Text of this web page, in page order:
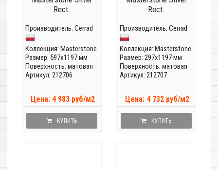
Rect.
Производитель: Cerrad
Коллекция: Masterstone
Размер: 597x1197 мм
Поверхность: матовая
Артикул: 212706
Цена: 4 983 руб/м2
КУПИТЬ
Rect.
Производитель: Cerrad
Коллекция: Masterstone
Размер: 297x1197 мм
Поверхность: матовая
Артикул: 212707
Цена: 4 732 руб/м2
КУПИТЬ